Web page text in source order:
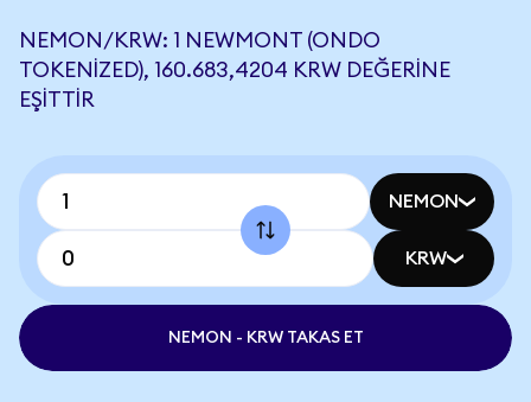
NEMON/KRW: 1 NEWMONT (ONDO
TOKENIZED), 160.683,4204 KRW DEĞERINE
EŞITTIR
NEMON
KRW
NEMON - KRW TAKAS ET